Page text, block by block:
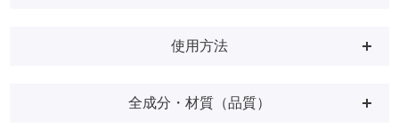
使用方法
全成分・材質（品質）